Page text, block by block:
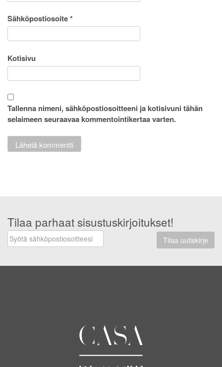
Sähköpostiosoite*
Kotisivu
Tallenna nimeni, sähköpostiosoitteeni ja kotisivuni tähän
selaimeen seuraavaa kommentointikertaa varten.
Tilaa parhaat sisustuskirjoitukset!
Tilaa uutiskirje